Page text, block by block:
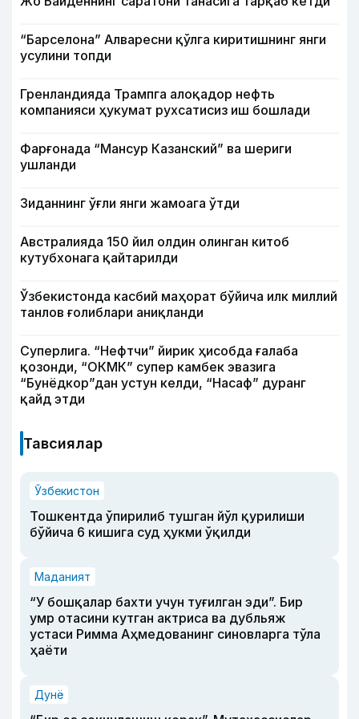
“Барселона” Алваресни қўлга киритишнинг янги
усулини топди
Гренландияда Трампга алоқадор нефть
компанияси ҳукумат рухсатисиз иш бошлади
Фарғонада “Мансур Казанский” ва шериги
ушланди
Зиданнинг ўғли янги жамоага ўтди
Австралияда 150 йил олдин олинган китоб
кутубхонага қайтарилди
Ўзбекистонда касбий маҳорат бўйича илк миллий
танлов ғолиблари аниқланди
Суперлига. “Нефтчи” йирик ҳисобда ғалаба
қозонди, “ОКМК” супер камбек эвазига
“Бунёдкор”дан устун келди, “Насаф” дуранг
қайд этди
Тавсиялар
Ўзбекистон
Тошкентда ўпирилиб тушган йўл қурилиши
бўйича 6 кишига суд ҳукми ўқилди
Маданият
“У бошқалар бахти учун туғилган эди”. Бир
умр отасини кутган актриса ва дубльяж
устаси Римма Аҳмедованинг синовларга тўла
ҳаёти
Дунё